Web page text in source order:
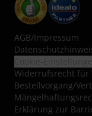
AGB/Impressum
Widerrufsrecht für
Bestellvorgang/
Erklärung zur